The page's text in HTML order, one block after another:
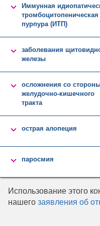

Иммунная
тромбоцитопеническая
пурпура (ИТП)

заболевания
железы

осложнения со
желудочно-кишечного
тракта
 острая алопеция
 паросмия
Использование этого
нашего заявления об